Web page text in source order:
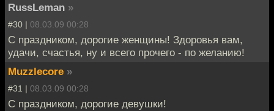
RussLeman »
#30 | 08.03.09 00:28
С праздником, дорогие женщины! Здоровья вам,
удачи, счастья, ну и всего прочего - по желанию!
Muzzlecore »
#31 | 08.03.09 00:28
С праздником, дорогие девушки!